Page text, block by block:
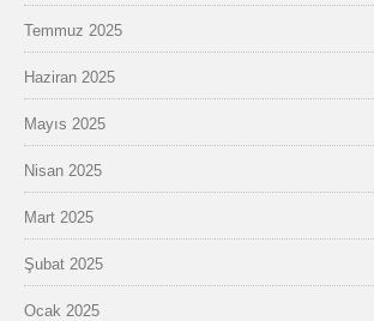
Temmuz 2025
Haziran 2025
Mayıs 2025
Nisan 2025
Mart 2025
Şubat 2025
Ocak 2025